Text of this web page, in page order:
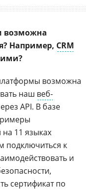
возможна
Например, CRM
возможна
наш веб-
API. В базе
11 языках
к
и
сертификат по